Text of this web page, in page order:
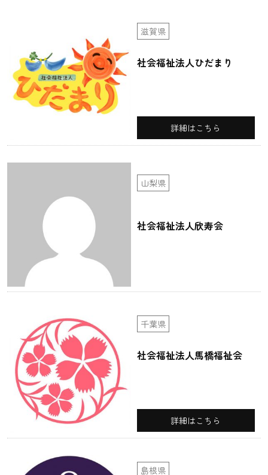
滋賀県
社会福祉法人ひだまり
詳細はこちら
山梨県
社会福祉法人欣寿会
千葉県
社会福祉法人馬橋福祉会
詳細はこちら
島根県